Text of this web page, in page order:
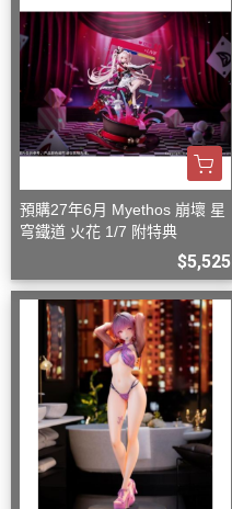
預購27年6月 Myethos 崩壞 星
穹鐵道 火花 1/7 附特典
$5,525